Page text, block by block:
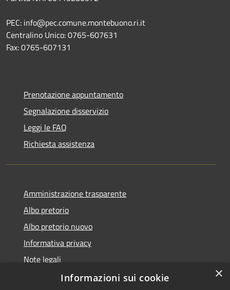
PEC: info@pec.comune.montebuono.ri.it
Centralino Unico: 0765-607631
Fax: 0765-607131
Prenotazione appuntamento
Segnalazione disservizio
Leggi le FAQ
Richiesta assistenza
Amministrazione trasparente
Albo pretorio
Albo pretorio nuovo
Informativa privacy
Note legali
Dichiarazione di accessibilità
×
Informazioni sui cookie